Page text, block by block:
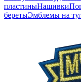
пластиныНашивки
беретыЭмблемы на